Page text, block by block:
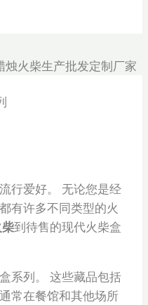
行爱好。 无论您是经
有许多不同类型的火
到待售的现代火柴盒
系列。 这些藏品包括
常在餐馆和其他场所